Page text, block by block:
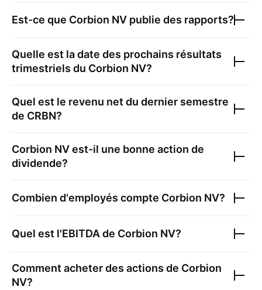
Est-ce que Corbion NV publie des rapports?
Quelle est la date des prochains résultats
trimestriels du Corbion NV?
Quel est le revenu net du dernier semestre
de CRBN?
Corbion NVest-il une bonne action de
dividende?
Combien d'employés compte Corbion NV?
Quel est l'EBITDA de Corbion NV?
Comment acheter des actions de Corbion
NV?